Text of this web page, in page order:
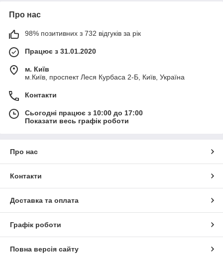
Про нас
98% позитивних з 732 відгуків за рік
Працює з 31.01.2020
м. Київ
м.Київ, проспект Леся Курбаса 2-Б, Київ, Україна
Контакти
Сьогодні працює з 10:00 до 17:00
Показати весь графік роботи
Про нас
Контакти
Доставка та оплата
Графік роботи
Повна версія сайту